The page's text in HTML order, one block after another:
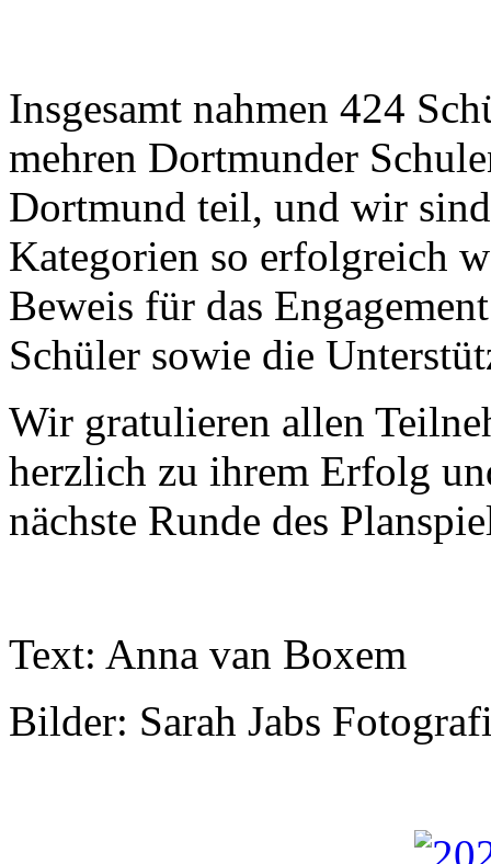
Insgesamt nahmen 424
mehren Dortmunder
Dortmund teil, und wir
Kategorien so erfolgreich
Beweis für das
Schüler sowie die
Wir gratulieren allen
herzlich zu ihrem Erfolg
nächste Runde des
Text: Anna van Boxem
Bilder: Sarah Jabs